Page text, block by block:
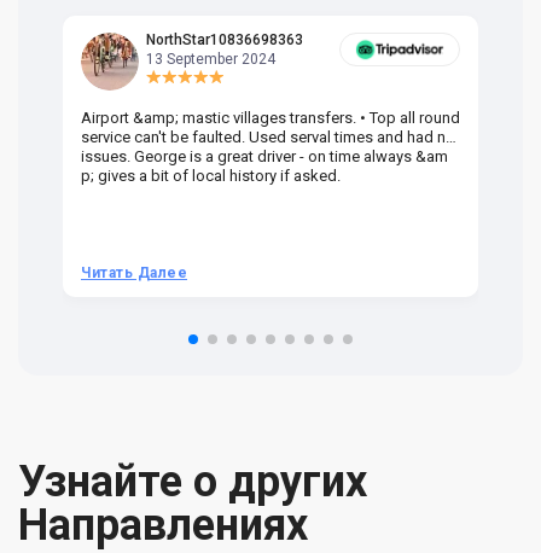
NorthStar10836698363
13 September 2024
Airport &amp; mastic villages transfers. • Top all round
service can't be faulted. Used serval times and had no
issues. George is a great driver - on time always &am
p; gives a bit of local history if asked.
Читать Далее
Узнайте о других
Направлениях